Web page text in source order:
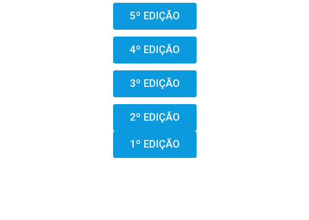
5º EDIÇÃO
4º EDIÇÃO
3º EDIÇÃO
2º EDIÇÃO
1º EDIÇÃO